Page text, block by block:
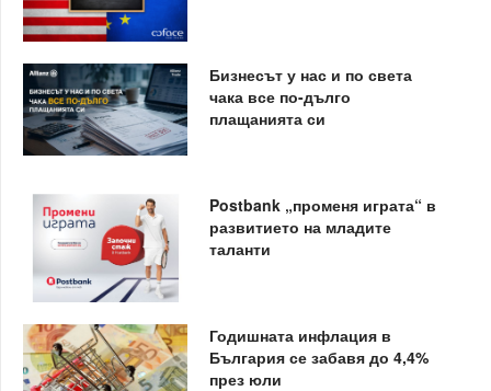
Бизнесът у нас и по света
чака все по-дълго
плащанията си
Postbank „променя играта“ в
развитието на младите
таланти
Годишната инфлация в
България се забавя до 4,4%
през юли